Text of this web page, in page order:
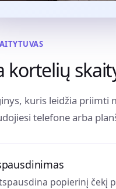
kortelių
kuris leidžia priimti
telefone arba
popierinį čekį